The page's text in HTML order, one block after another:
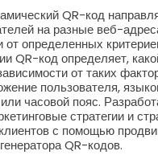
QR-код
на разные веб-
от определенных
QR-код определяет,
от таких
пользователя,
часовой пояс.
стратегии и
с помощью
генератора QR-кодов.